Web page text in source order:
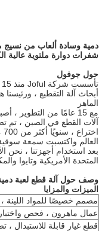
شفرات دوارة ملتوية عالية
حول جوفول
الماهر
العالم واكتسبت سمعة سوقية
بعد استخدام أجهزتنا ، نحن
المتحدة الأمريكية وتايوا
وصف حول آلة قطع لعبة
الميزات والمزايا
مصمم خصيصًا للمواد اللينة
عمال ماهرون ، فحص واختبار 100٪ قبل التسليم ، ضمان الجودة
قطع غيار قابلة للاستبدال